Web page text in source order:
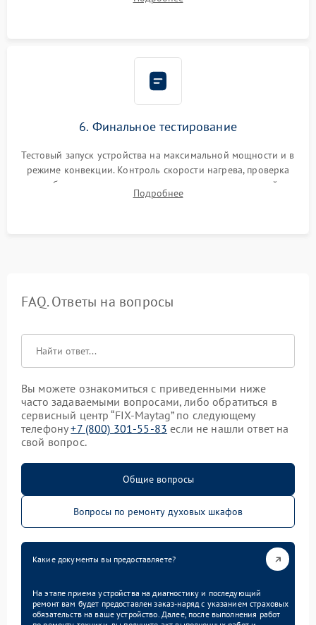
Надежная фиксация клемм и сборка корпуса шкафа.
6. Финальное тестирование
Тестовый запуск устройства на максимальной мощности и в
режиме конвекции. Контроль скорости нагрева, проверка
срабатывания термостата при достижении заданной
температуры и тест на отсутствие утечек тока.
Подробнее
FAQ. Ответы на вопросы
Вы можете ознакомиться с приведенными ниже
часто задаваемыми вопросами, либо обратиться в
сервисный центр “FIX-Maytag” по следующему
телефону+7 (800) 301-55-83 если не нашли ответ на
свой вопрос.
Общие вопросы
Вопросы по ремонту духовых шкафов
Какие документы вы предоставляете?
На этапе приема устройства на диагностику и последующий
ремонт вам будет предоставлен заказ-наряд с указанием страховых
обязательств на ваше устройство. Далее, после выполнения работ